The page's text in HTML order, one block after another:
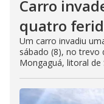
Carro
quatro
Um carro invadiu
sábado (8), no trevo
Mongaguá, litoral de